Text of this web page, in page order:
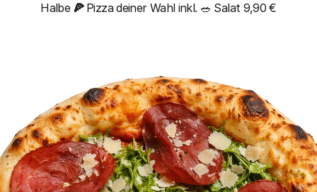
Halbe 🍕 Pizza deiner Wahl inkl. 🥗 Salat 9,90 €